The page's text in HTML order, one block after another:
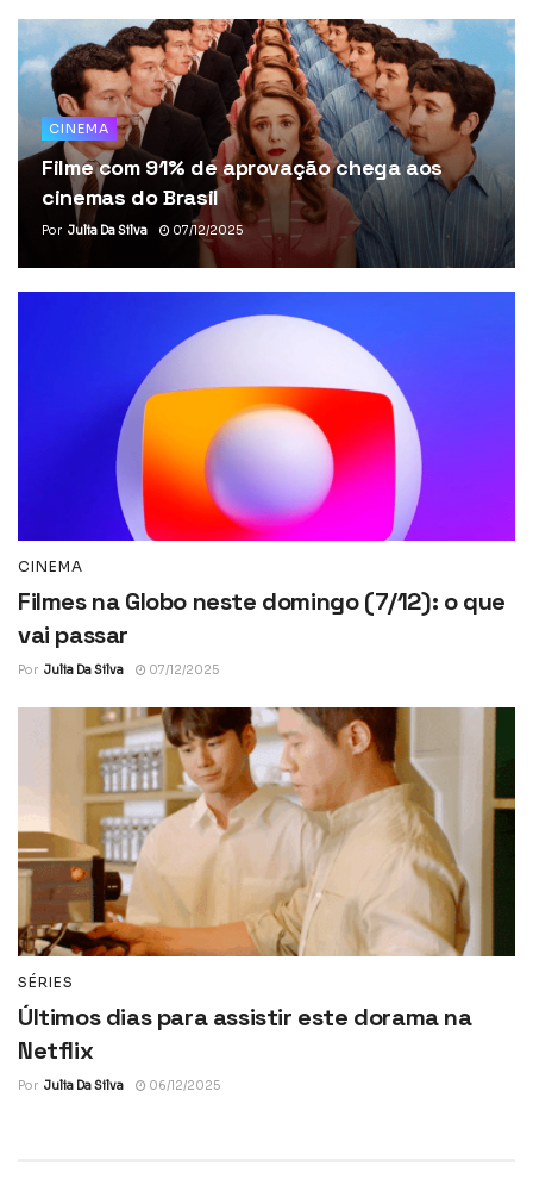
CINEMA
Filme com 91% de aprovação chega aos
cinemas do Brasil
Por Julia Da Silva 07/12/2025
CINEMA
Filmes na Globo neste domingo (7/12): o que
vai passar
Por Julia Da Silva 07/12/2025
SÉRIES
Últimos dias para assistir este dorama na
Netflix
Por Julia Da Silva 06/12/2025